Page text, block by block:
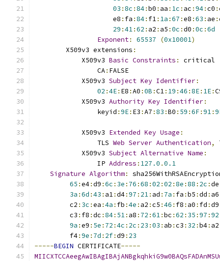
03 :8c :84:b0 : aa : 1c : ac :94:c0 :
                    e8
: fa :84: f1: 1a :67 :e8 :63 : ae :
29 :41:62 : a2 : a5 :0c :d0 :0c :6d
Exponent: 65537 (0x10001)
        X509v3 extensions
:
            X509v3
Basic Constraints :
critical
                CA
: FALSE
            X509v3
Subject Key Identifier:
02 :4E: E8 :A0 :0B :C1: 19 :46 :8E: 1E:
            X509v3
Authority Key Identifier:
                keyid
:9E: E3 :A7 :83 :B0 : 59 :6F:91:
            X509v3
Extended Key Usage :
                TLS
Web Server Authentication,
            X509v3
Subject Alternative Name :
                IP
Address : 127.0 .0.1
Signature Algorithm:
65 :e4:d9 :6c : 3e : 76 :68 :02 :02 :8e :88 : 2c :de
3a :6d :43 : a1:d4:97 : 21: ad : 7a : fa :b5 :dd : a6
         c2
: 3c :ea :4a : fb :4e : a2 :c5 :46 : f8 : a0 : fd :d9
         c3
: f8 :dc :84: 51: a8 : 72 :61:bc :62 : 35 :97 :92
9a :e9 : 5e : 72 :4c : 2c : 23 :03 : ab :c3 : 32 :b4: a2
         f4
:9e : 7d : 2f:d9 : 23
-----BEGIN CERTIFICATE-----